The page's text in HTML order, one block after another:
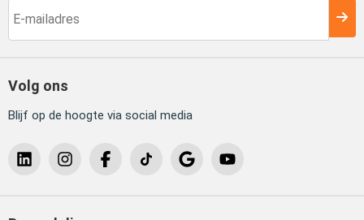
Volg ons
Blijf op de hoogte via social media